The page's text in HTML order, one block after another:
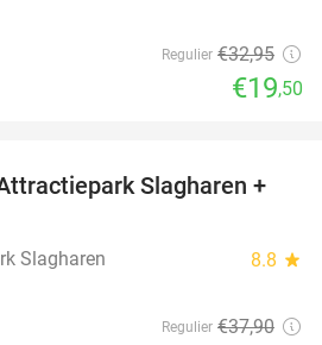
Regulier €32,95
€19,50
41%
Slagharen +
Slagharen 8.8 star
Regulier €37,90